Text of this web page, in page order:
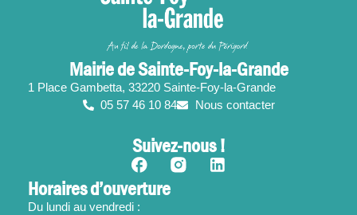
Mairie de Sainte-Foy-la-Grande
1 Place Gambetta, 33220 Sainte-Foy-la-Grande
05 57 46 10 84
Nous contacter
Suivez-nous !
Horaires d’ouverture
Du lundi au vendredi :